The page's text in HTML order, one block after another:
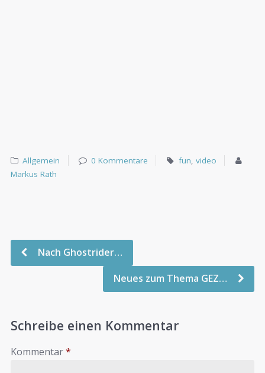
Allgemein 0 Kommentare fun, video
Markus Rath
Nach Ghostrider…
Neues zum Thema GEZ…
Schreibe einen Kommentar
Kommentar*